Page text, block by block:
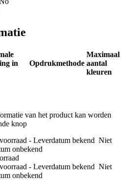
in
Opdrukmethode
Maximaal
aantal
kleuren
van het product kan worden
knop
- Leverdatum bekend Niet
onbekend
- Leverdatum bekend Niet
onbekend